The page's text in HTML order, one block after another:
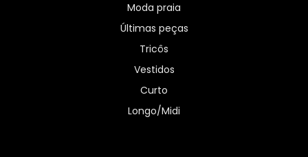
Moda praia
Últimas peças
Tricôs
Vestidos
Curto
Longo/Midi